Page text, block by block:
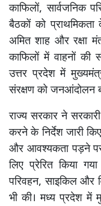
काफिलों, सार्वजनिक
बैठकों को
अमित शाह और रक्षा
काफिलों में वाहनों
उत्तर प्रदेश में
संरक्षण को जनआंदोलन
राज्य सरकार ने
करने के निर्देश जारी
और आवश्यकता पड़ने
लिए प्रेरित किया
परिवहन, साइकिल और
भी की। मध्य प्रदेश में